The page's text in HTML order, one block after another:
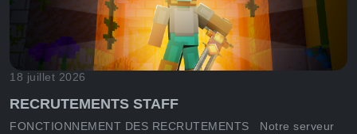
18 juillet 2026
RECRUTEMENTS STAFF
FONCTIONNEMENT DES RECRUTEMENTS Notre serveur